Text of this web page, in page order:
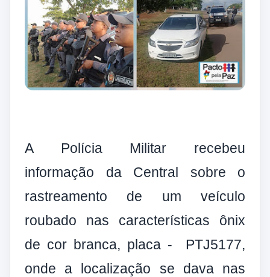
A Polícia Militar recebeu
informação da Central sobre o
rastreamento de um veículo
roubado nas características ônix
de cor branca, placa - PTJ5177,
onde a localização se dava nas